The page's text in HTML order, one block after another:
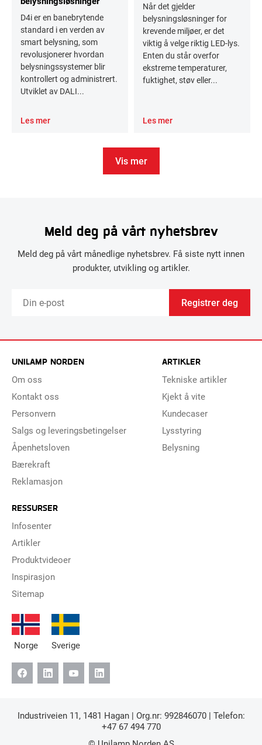
D4i er en banebrytende
standard i en verden av
smart belysning, som
revolusjonerer hvordan
belysningssystemer blir
kontrollert og administrert.
Utviklet av DALI...
Les mer
Når det gjelder
belysningsløsninger for
krevende miljøer, er det
viktig å velge riktig LED-lys.
Enten du står overfor
ekstreme temperaturer,
fuktighet, støv eller...
Les mer
Vis mer
Meld deg på vårt nyhetsbrev
Meld deg på vårt månedlige nyhetsbrev. Få siste nytt innen
produkter, utvikling og artikler.
Registrer deg
UNILAMP NORDEN
Om oss
Kontakt oss
Personvern
Salgs og leveringsbetingelser
Åpenhetsloven
Bærekraft
Reklamasjon
ARTIKLER
Tekniske artikler
Kjekt å vite
Kundecaser
Lysstyring
Belysning
RESSURSER
Infosenter
Artikler
Produktvideoer
Inspirasjon
Sitemap
Norge Sverige
Industriveien 11, 1481 Hagan | Org.nr: 992846070 | Telefon:
+47 67 494 770